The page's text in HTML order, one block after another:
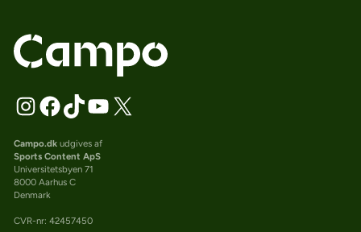
Campo.dkudgives af
Sports Content ApS
Universitetsbyen 71
8000 Aarhus C
Denmark
CVR-nr: 42457450